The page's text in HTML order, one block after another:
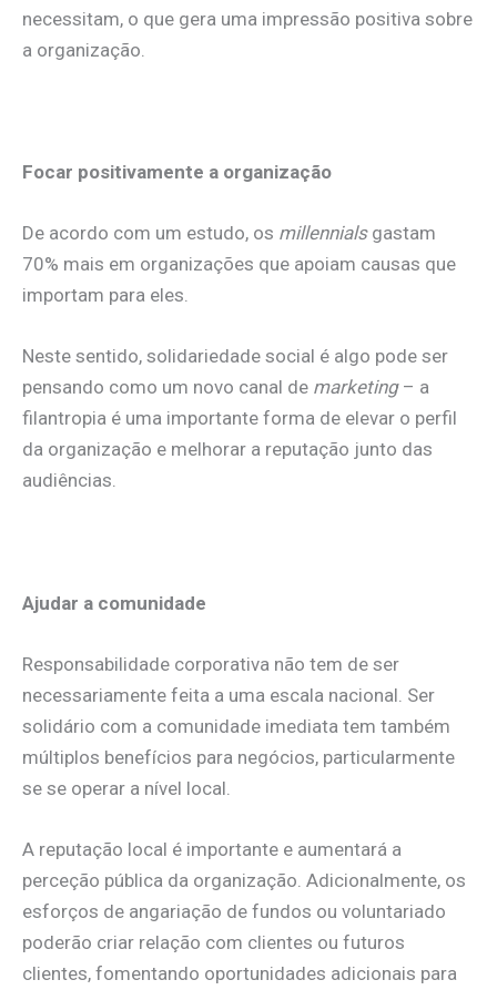
necessitam, o que gera uma impressão positiva sobre
a organização.
Focar positivamente a organização
De acordo com um estudo, os millennials gastam
70% mais em organizações que apoiam causas que
importam para eles.
Neste sentido, solidariedade social é algo pode ser
pensando como um novo canal de marketing– a
filantropia é uma importante forma de elevar o perfil
da organização e melhorar a reputação junto das
audiências.
Ajudar a comunidade
Responsabilidade corporativa não tem de ser
necessariamente feita a uma escala nacional. Ser
solidário com a comunidade imediata tem também
múltiplos benefícios para negócios, particularmente
se se operar a nível local.
A reputação local é importante e aumentará a
perceção pública da organização. Adicionalmente, os
esforços de angariação de fundos ou voluntariado
poderão criar relação com clientes ou futuros
clientes, fomentando oportunidades adicionais para